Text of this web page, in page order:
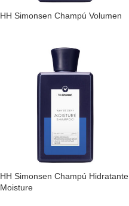
HH Simonsen Champú Volumen
HH Simonsen Champú Hidratante
Moisture